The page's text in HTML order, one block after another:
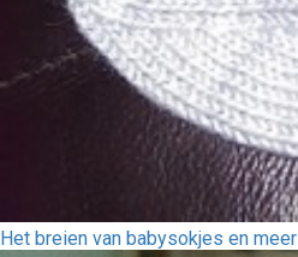
Het breien van babysokjes en meer